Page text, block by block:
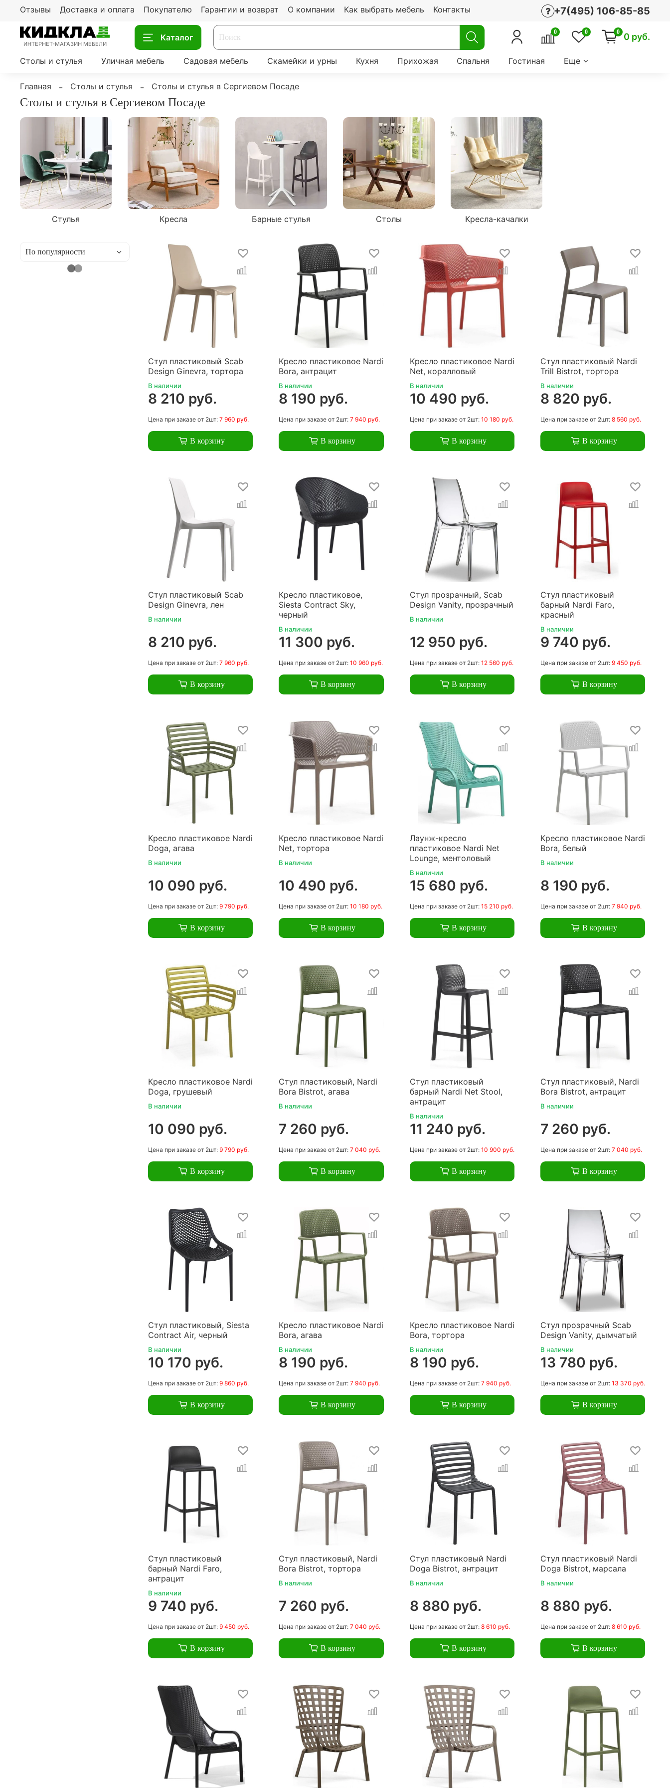
Отзывы Доставка и оплата Покупателю Гарантии и возврат О компании Как выбрать мебель Контакты +7(495) 106-85-85
ИНТЕРНЕТ-МАГАЗИН МЕБЕЛИ
Каталог
0 0 0 0 руб.
Столы и стулья Уличная мебель Садовая мебель Скамейки и урны Кухня Прихожая Спальня Гостиная Еще
Главная Столы и стулья Столы и стулья в Сергиевом Посаде
Столы и стулья в Сергиевом Посаде
Стулья Кресла Барные стулья Столы Кресла-качалки
Стул пластиковый Scab
Design Ginevra, тортора
В наличии
8 210 руб.
Цена при заказе от 2шт:7 960 руб.
В корзину
Кресло пластиковое Nardi
Bora, антрацит
В наличии
8 190 руб.
Цена при заказе от 2шт:7 940 руб.
В корзину
Кресло пластиковое Nardi
Net, коралловый
В наличии
10 490 руб.
Цена при заказеот 2шт: 10 180 руб.
В корзину
Стул пластиковый Nardi
Trill Bistrot, тортора
В наличии
8 820 руб.
Цена при заказеот 2шт: 8 560 руб.
В корзину
Стул пластиковый Scab
Design Ginevra, лен
В наличии
8 210 руб.
Цена при заказе от 2шт:7 960 руб.
В корзину
Кресло пластиковое,
Siesta Contract Sky,
черный
В наличии
11 300 руб.
Цена при заказе от 2шт:10 960 руб.
В корзину
Стул прозрачный, Scab
Design Vanity, прозрачный
В наличии
12 950 руб.
Цена при заказеот 2шт: 12 560 руб.
В корзину
Стул пластиковый
барный Nardi Faro,
красный
В наличии
9 740 руб.
Цена при заказеот 2шт: 9 450 руб.
В корзину
Кресло пластиковое Nardi
Doga, агава
В наличии
10 090 руб.
Цена при заказе от 2шт:9 790 руб.
В корзину
Кресло пластиковое Nardi
Net, тортора
В наличии
10 490 руб.
Цена при заказе от 2шт:10 180 руб.
В корзину
Лаунж-кресло
пластиковое Nardi Net
Lounge, ментоловый
В наличии
15 680 руб.
Цена при заказеот 2шт: 15 210 руб.
В корзину
Кресло пластиковое Nardi
Bora, белый
В наличии
8 190 руб.
Цена при заказеот 2шт: 7 940 руб.
В корзину
Кресло пластиковое Nardi
Doga, грушевый
В наличии
10 090 руб.
Цена при заказе от 2шт:9 790 руб.
В корзину
Стул пластиковый, Nardi
Bora Bistrot, агава
В наличии
7 260 руб.
Цена при заказе от 2шт:7 040 руб.
В корзину
Стул пластиковый
барный Nardi Net Stool,
антрацит
В наличии
11 240 руб.
Цена при заказеот 2шт: 10 900 руб.
В корзину
Стул пластиковый, Nardi
Bora Bistrot, антрацит
В наличии
7 260 руб.
Цена при заказеот 2шт: 7 040 руб.
В корзину
Стул пластиковый, Siesta
Contract Air, черный
В наличии
10 170 руб.
Цена при заказе от 2шт:9 860 руб.
В корзину
Кресло пластиковое Nardi
Bora, агава
В наличии
8 190 руб.
Цена при заказе от 2шт:7 940 руб.
В корзину
Кресло пластиковое Nardi
Bora, тортора
В наличии
8 190 руб.
Цена при заказеот 2шт: 7 940 руб.
В корзину
Стул прозрачный Scab
Design Vanity, дымчатый
В наличии
13 780 руб.
Цена при заказеот 2шт: 13 370 руб.
В корзину
Стул пластиковый
барный Nardi Faro,
антрацит
В наличии
9 740 руб.
Цена при заказе от 2шт:9 450 руб.
В корзину
Стул пластиковый, Nardi
Bora Bistrot, тортора
В наличии
7 260 руб.
Цена при заказе от 2шт:7 040 руб.
В корзину
Стул пластиковый Nardi
Doga Bistrot, антрацит
В наличии
8 880 руб.
Цена при заказеот 2шт: 8 610 руб.
В корзину
Стул пластиковый Nardi
Doga Bistrot, марсала
В наличии
8 880 руб.
Цена при заказеот 2шт: 8 610 руб.
В корзину